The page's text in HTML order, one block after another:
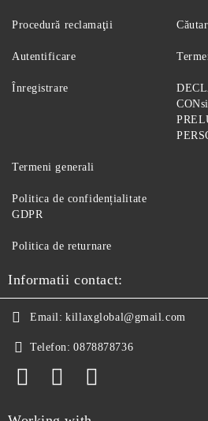
Procedură reclamaţii
Autentificare
Înregistrare
Termeni generali
Politica de confidențialitate
GDPR
Politica de returnare
Informatii contact:
Email: killaxglobal@gmail.com
Telefon: 0878878736